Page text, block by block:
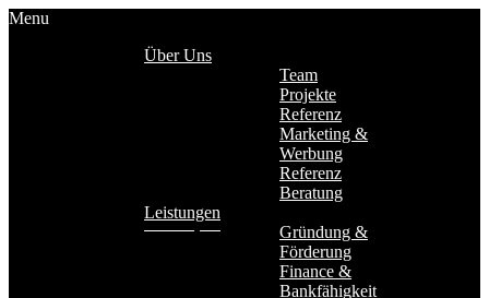
Menu
Über Uns
Team
Projekte
Referenz
Marketing &
Werbung
Referenz
Beratung
Leistungen
Gründung &
Förderung
Finance &
Bankfähigkeit